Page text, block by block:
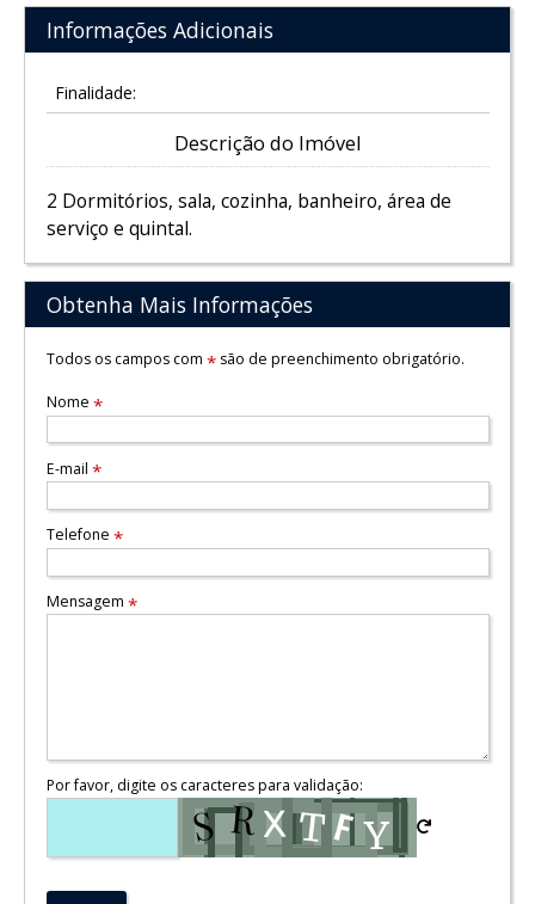
Informações Adicionais
Finalidade:
Descrição do Imóvel
2 Dormitórios, sala, cozinha, banheiro, área de
serviço e quintal.
Obtenha Mais Informações
Todos os campos com *são de preenchimento obrigatório.
Nome *
E-mail *
Telefone *
Mensagem *
Por favor, digite os caracteres para validação: